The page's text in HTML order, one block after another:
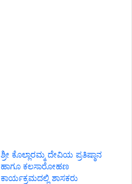
ಶ್ರೀ ಕೊಲ್ಲಾರಮ್ಮ ದೇವಿಯ ಪ್ರತಿಷ್ಠಾನ
ಹಾಗೂ ಕಲಸಾರೋಹಣ
ಕಾರ್ಯಕ್ರಮದಲ್ಲಿ ಶಾಸಕರು